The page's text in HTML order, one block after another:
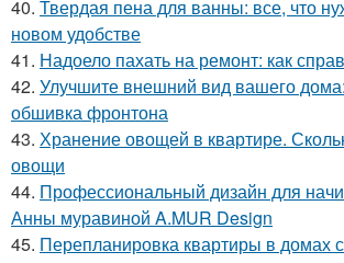
40. Твердая пена для ванны: все, что
новом удобстве
41. Надоело пахать на ремонт: как
42. Улучшите внешний вид вашего
обшивка фронтона
43. Хранение овощей в квартире.
овощи
44. Профессиональный дизайн для
Анны муравиной A.MUR Design
45. Перепланировка квартиры в домах